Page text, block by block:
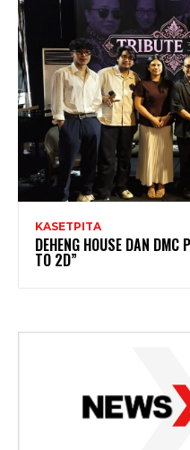
KASETPITA
DEHENG HOUSE DAN DMC
TO 2D”